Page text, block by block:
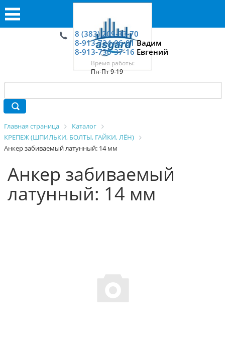
8 (383) 209-33-70
8-913-724-06-01Вадим
8-913-730-37-16 Евгений
Время работы:
Пн-Пт 9-19
Главная страница
Каталог
КРЕПЕЖ (ШПИЛЬКИ, БОЛТЫ, ГАЙКИ, ЛЁН)
Анкер забиваемый латунный: 14 мм
Анкер забиваемый
латунный: 14 мм